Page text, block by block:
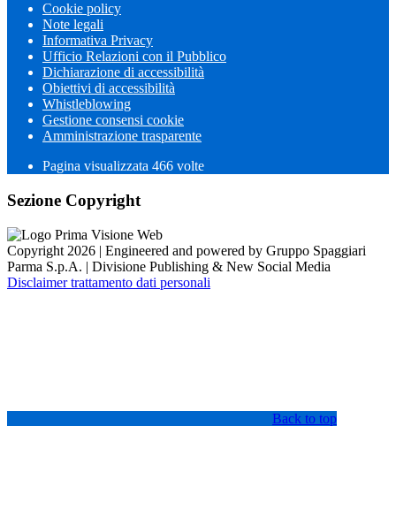
Cookie policy
Note legali
Informativa Privacy
Ufficio Relazioni con il Pubblico
Dichiarazione di accessibilità
Obiettivi di accessibilità
Whistleblowing
Gestione consensi cookie
Amministrazione trasparente
Pagina visualizzata 466 volte
Sezione Copyright
Copyright 2026 | Engineered and powered by Gruppo Spaggiari
Parma S.p.A. | Divisione Publishing & New Social Media
Disclaimer trattamento dati personali
Back to top